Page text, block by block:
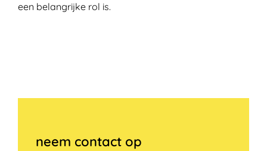
een belangrijke rol is.
neem contact op